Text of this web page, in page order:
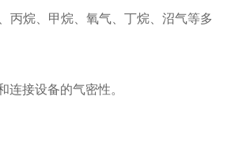
丙烷、甲烷、氧气、丁烷、沼气等多
接设备的气密性。